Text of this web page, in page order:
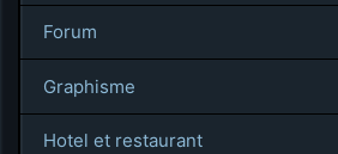
Forum
Graphisme
Hotel et restaurant